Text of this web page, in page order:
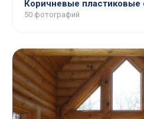
Коричневые пластиковые
50 фотографий